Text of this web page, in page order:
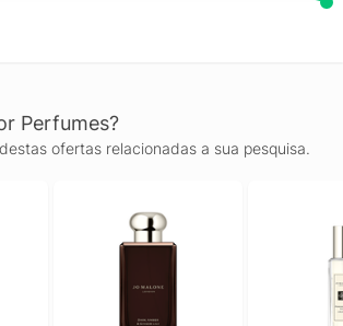
Perfumes?
ofertas relacionadas a sua pesquisa.